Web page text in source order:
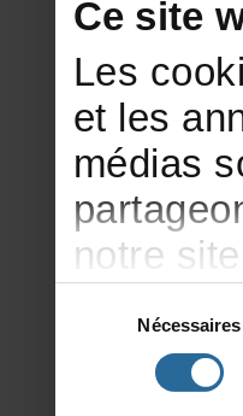
consentement
Nécessaires